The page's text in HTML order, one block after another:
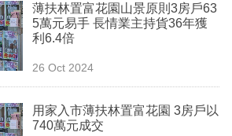
薄扶林置富花園山景原則3房戶63
5萬元易手 長情業主持貨36年獲
利6.4倍
26 Oct 2024
用家入市薄扶林置富花園 3房戶以
740萬元成交